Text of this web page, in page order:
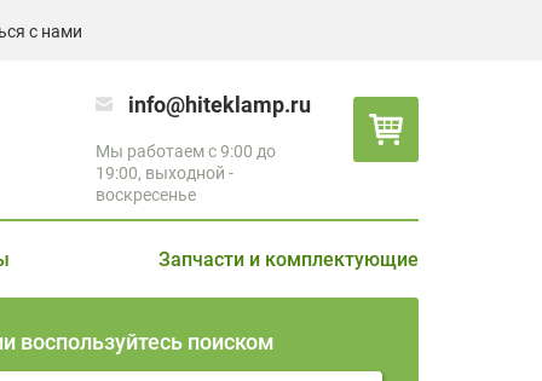
с нами
info@hiteklamp.ru
Мы работаем с 9:00 до
19:00, выходной -
воскресенье
Запчасти и комплектующие
воспользуйтесь поиском